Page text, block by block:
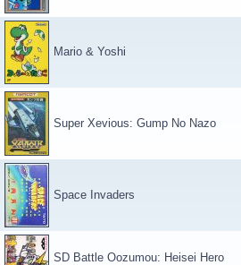
Mario & Yoshi
Super Xevious: Gump No Nazo
Space Invaders
SD Battle Oozumou: Heisei Hero